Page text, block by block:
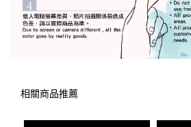
相關商品推薦